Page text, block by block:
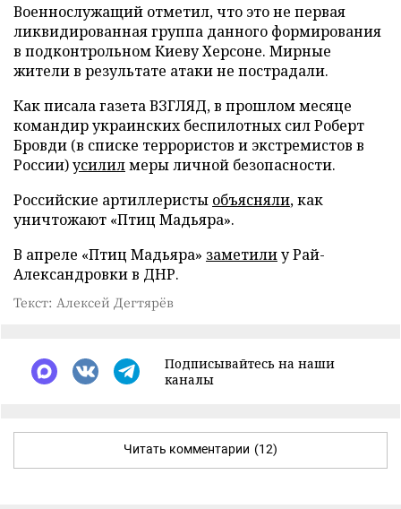
Военнослужащий отметил, что это не первая
ликвидированная группа данного формирования
в подконтрольном Киеву Херсоне. Мирные
жители в результате атаки не пострадали.
Как писала газета ВЗГЛЯД, в прошлом месяце
командир украинских беспилотных сил Роберт
Бровди (в списке террористов и экстремистов в
России)усилилмеры личной безопасности.
Российские артиллеристы объясняли, как
уничтожают «Птиц Мадьяра».
В апреле «Птиц Мадьяра» заметилиу Рай-
Александровки в ДНР.
Текст: Алексей Дегтярёв
Подписывайтесь на наши
каналы
Читать комментарии (12)